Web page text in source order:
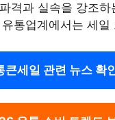
격과 실속을 강
통업계에서는 세
큰세일 관련 뉴스 확